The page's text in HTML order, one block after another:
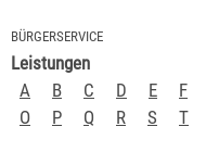
BÜRGERSERVICE
Leistungen
A
B C D E F
O
P Q R S T